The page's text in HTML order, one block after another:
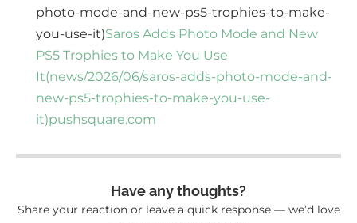
photo-mode-and-new-ps5-trophies-to-make-
you-use-it)Saros Adds Photo Mode and New
PS5 Trophies to Make You Use
It(news/2026/06/saros-adds-photo-mode-and-
new-ps5-trophies-to-make-you-use-
it)pushsquare.com
Have any thoughts?
Share your reaction or leave a quick response — we’d love